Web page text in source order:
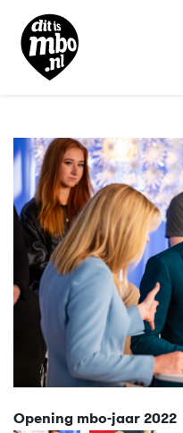
Opening mbo-jaar 2022